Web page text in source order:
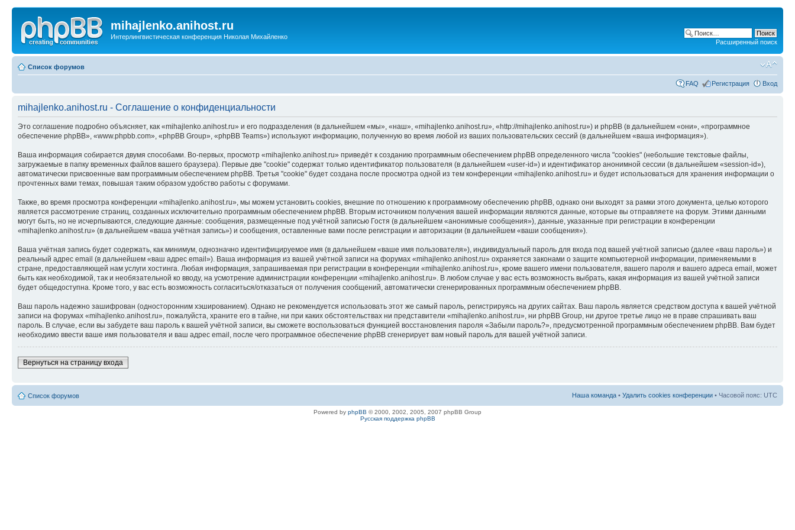
mihajlenko.anihost.ru
Интерлингвистическая конференция Николая Михайленко
Расширенный поиск
Список форумов
FAQ Регистрация Вход
mihajlenko.anihost.ru - Соглашение о конфиденциальности
Это соглашение подробно объясняет, как «mihajlenko.anihost.ru» и его подразделения (в дальнейшем «мы», «наш», «mihajlenko.anihost.ru», «http://mihajlenko.anihost.ru») и phpBB (в дальнейшем «они», «программное
обеспечение phpBB», «www.phpbb.com», «phpBB Group», «phpBB Teams») используют информацию, полученную во время любой из ваших пользовательских сессий (в дальнейшем «ваша информация»).
Ваша информация собирается двумя способами. Во-первых, просмотр «mihajlenko.anihost.ru» приведёт к созданию программным обеспечением phpBB определенного числа "cookies" (небольшие текстовые файлы,
загружаемые в папку временных файлов вашего браузера). Первые две "cookie" содержат только идентификатор пользователя (в дальнейшем «user-id») и идентификатор анонимной сессии (в дальнейшем «session-id»),
автоматически присвоенные вам программным обеспечением phpBB. Третья "cookie" будет создана после просмотра одной из тем конференции «mihajlenko.anihost.ru» и будет использоваться для хранения информации о
прочтенных вами темах, повышая таким образом удобство работы с форумами.
Также, во время просмотра конференции «mihajlenko.anihost.ru», мы можем установить cookies, внешние по отношению к программному обеспечению phpBB, однако они выходят за рамки этого документа, целью которого
является рассмотрение страниц, созданных исключительно программным обеспечением phpBB. Вторым источником получения вашей информации являются данные, которые вы отправляете на форум. Этими данными
могут быть, но не исчерпываются, следующие данные: сообщения, размещенные под учётной записью Гостя (в дальнейшем «анонимные сообщения»), данные, указанные при регистрации в конференции
«mihajlenko.anihost.ru» (в дальнейшем «ваша учётная запись») и сообщения, оставленные вами после регистрации и авторизации (в дальнейшем «ваши сообщения»).
Ваша учётная запись будет содержать, как минимум, однозначно идентифицируемое имя (в дальнейшем «ваше имя пользователя»), индивидуальный пароль для входа под вашей учётной записью (далее «ваш пароль») и
реальный адрес email (в дальнейшем «ваш адрес email»). Ваша информация из вашей учётной записи на форумах «mihajlenko.anihost.ru» охраняется законами о защите компьютерной информации, применяемыми в
стране, предоставляющей нам услуги хостинга. Любая информация, запрашиваемая при регистрации в конференции «mihajlenko.anihost.ru», кроме вашего имени пользователя, вашего пароля и вашего адреса email, может
быть как необходимой, так и необязательной ко вводу, на усмотрение администрации конференции «mihajlenko.anihost.ru». В любом случае у вас есть возможность выбрать, какая информация из вашей учётной записи
будет общедоступна. Кроме того, у вас есть возможность согласиться/отказаться от получения сообщений, автоматически сгенерированных программным обеспечением phpBB.
Ваш пароль надежно зашифрован (односторонним хэшированием). Однако не рекомендуется использовать этот же самый пароль, регистрируясь на других сайтах. Ваш пароль является средством доступа к вашей учётной
записи на форумах «mihajlenko.anihost.ru», пожалуйста, храните его в тайне, ни при каких обстоятельствах ни представители «mihajlenko.anihost.ru», ни phpBB Group, ни другое третье лицо не в праве спрашивать ваш
пароль. В случае, если вы забудете ваш пароль к вашей учётной записи, вы сможете воспользоваться функцией восстановления пароля «Забыли пароль?», предусмотренной программным обеспечением phpBB. Вам будет
необходимо ввести ваше имя пользователя и ваш адрес email, после чего программное обеспечение phpBB сгенерирует вам новый пароль для вашей учётной записи.
Вернуться на страницу входа
Список форумов Наша команда • Удалить cookies конференции • Часовой пояс: UTC
Powered by phpBB © 2000, 2002, 2005, 2007 phpBB Group
Русская поддержка phpBB